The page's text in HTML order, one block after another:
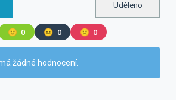
Uděleno
🙂 0 😐 0 🙁 0
žádné hodnocení.